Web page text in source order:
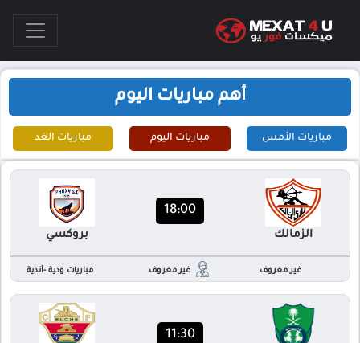
أهم مباريات اليوم
مباريات الأمس مباريات اليوم مباريات الغد
الزمالك
18:00
بروكسي
غير معروف غير معروف مباريات ودية -أندية
11:30